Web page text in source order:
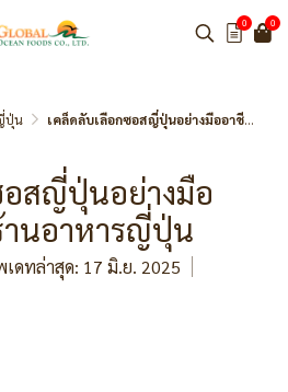
0 0
ปุ่น เคล็ดลับเลือกซอสญี่ปุ่นอย่างมืออาชีพ สำหรับร้านอาหารญี่ปุ่น
อสญี่ปุ่นอย่างมือ
นอาหารญี่ปุ่น
เดทล่าสุด: 17 มิ.ย. 2025